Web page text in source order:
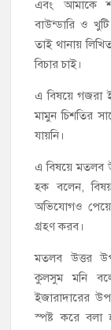
এবং আমাকে
বাউন্ডারি ও
তাই থানায়
বিচার চাই।
এ বিষয়ে গজরা
মামুন চিশতির
যায়নি।
এ বিষয়ে মতলব
হক বলেন,
অভিযোগও
গ্রহণ করব।
মতলব উত্তর
কুলসুম মনি
ইজারাদারের
স্পষ্ট করে বলা